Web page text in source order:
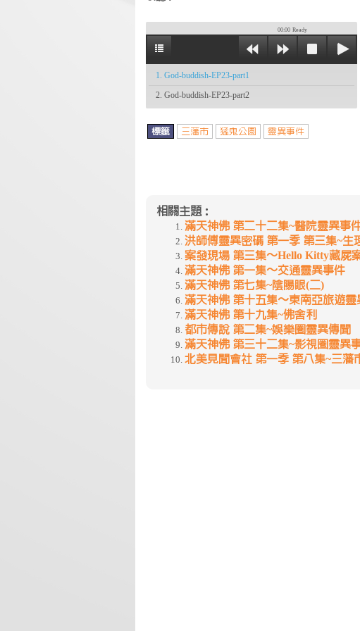
00:00 Ready
1. God-buddish-EP23-part1
2. God-buddish-EP23-part2
標籤 三藩市 猛鬼公園 靈異事件
相關主題：
滿天神佛 第二十二集~醫院靈異事
洪師傅靈異密碼 第一季 第三集~生
案發現場 第三集〜Hello Kitty藏屍
滿天神佛 第一集〜交通靈異事件
滿天神佛 第七集~陰陽眼(二)
滿天神佛 第十五集〜東南亞旅遊靈
滿天神佛 第十九集~佛舍利
都市傳說 第二集~娛樂圈靈異傳聞
滿天神佛 第三十二集~影視圈靈異
北美見聞會社 第一季 第八集~三藩